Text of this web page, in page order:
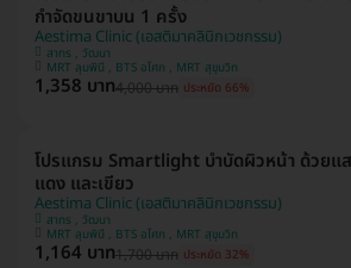
กำจัดขนขาบน 1 ครั้ง
Aestima Clinic (เอสติมาคลินิกเวชกรรม)
สาทร , วัฒนา
MRT ลุมพินี , BTS อโศก , MRT สุขุมวิท
1,358 บาท4,000 บาท ประหยัด 66%
โปรแกรม Smartlight บำบัดผิวหน้า ด้วยแ
แดง และเขียว
Aestima Clinic (เอสติมาคลินิกเวชกรรม)
สาทร , วัฒนา
MRT ลุมพินี , BTS อโศก , MRT สุขุมวิท
1,164 บาท1,700 บาท ประหยัด 32%